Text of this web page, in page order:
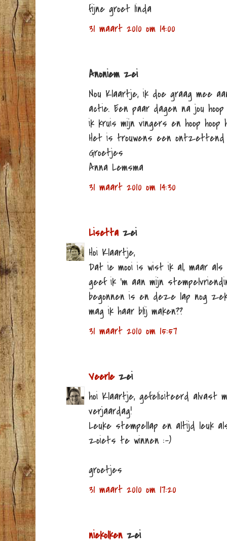
fijne groet linda
31 maart 2010 om 14:00
Anoniem zei
Nou Klaartje, ik doe graag mee
actie. Een paar dagen na jou
ik kruis mijn vingers en hoop hoop
Het is trouwens een ontzettend
Groetjes
Anna Lemsma
31 maart 2010 om 14:30
Lisetta zei
Hoi Klaartje,
Dat ie mooi is wist ik al, maar
geef ik 'm aan mijn
begonnen is en deze lap nog
mag ik haar blij maken??
31 maart 2010 om 15:57
Veerlezei
hoi Klaartje, gefeliciteerd alvast
verjaardag!
Leuke stempellap en altijd leuk
zoiets te winnen :-)
groetjes
31 maart 2010 om 17:20
niekolken zei